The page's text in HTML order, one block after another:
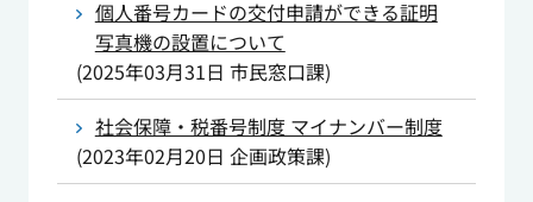
個人番号カードの交付申請ができる証明
写真機の設置について
(2025年03月31日 市民窓口課)
社会保障・税番号制度 マイナンバー制度
(2023年02月20日 企画政策課)